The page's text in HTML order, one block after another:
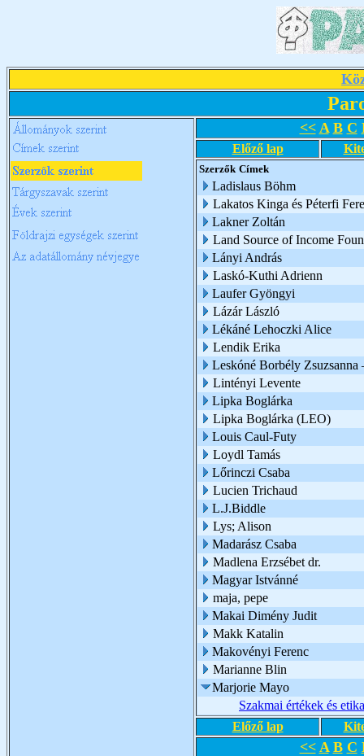
<< A B C
Előző lap
Szerzők Címek
Ladislaus Böhm
Lakatos Kinga és Péterfi
Lakner Zoltán
Land Source of Income
Lányi András
Laskó-Kuthi Adrienn
Laufer Gyöngyi
Lázár László
Lékáné Lehoczki Alice
Lendik Erika
Leskóné Borbély Zsuzsanna
Lintényi Levente
Lipka Boglárka
Lipka Boglárka (LEO)
Louis Caul-Futy
Loydl Tamás
Lőrinczi Csaba
Lucien Trichaud
L.J.Biddle
Lys; Alison
Madarász Csaba
Madlena Erzsébet dr.
Magyar Istvánné
maja, pepe
Makai Dimény Judit
Makk Katalin
Makovényi Ferenc
Marianne Blin
Marjorie Mayo
Szakmai értékek és
Előző lap
<< A B C